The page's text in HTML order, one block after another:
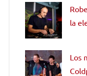
la
Los